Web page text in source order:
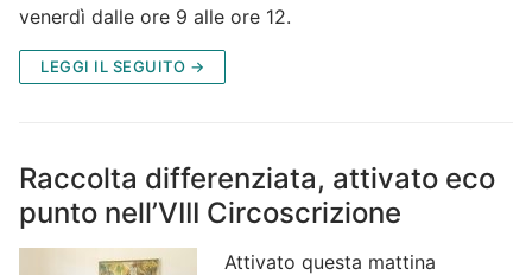
venerdì dalle ore 9 alle ore 12.
LEGGI IL SEGUITO →
Raccolta differenziata, attivato eco
punto nell’VIII Circoscrizione
Attivato questa mattina